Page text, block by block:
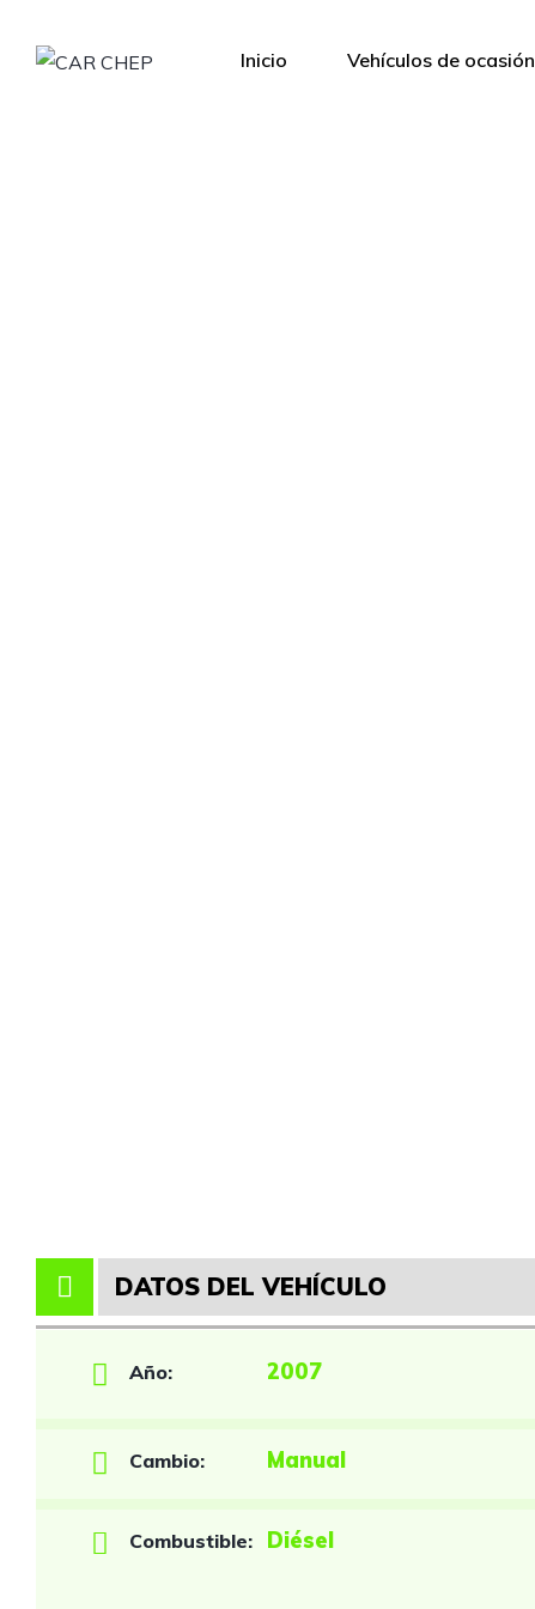
Inicio Vehículos de ocasión
DATOS DEL VEHÍCULO
Año: 2007
Cambio: Manual
Combustible: Diésel